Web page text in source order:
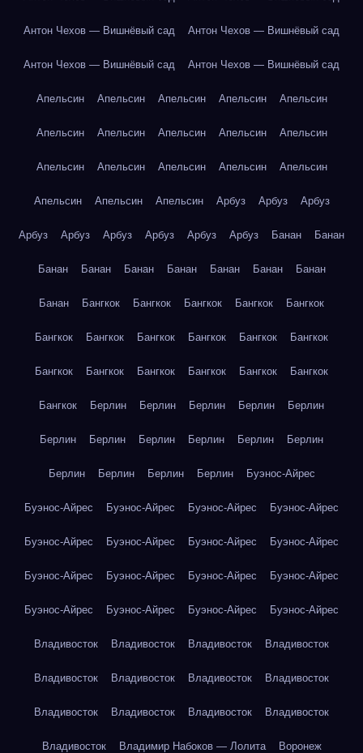
Антон Чехов — Вишнёвый сад Антон Чехов — Вишнёвый сад
Антон Чехов — Вишнёвый сад Антон Чехов — Вишнёвый сад
Апельсин Апельсин Апельсин Апельсин Апельсин
Апельсин Апельсин Апельсин Апельсин Апельсин
Апельсин Апельсин Апельсин Апельсин Апельсин
Апельсин Апельсин Апельсин Арбуз Арбуз Арбуз
Арбуз Арбуз Арбуз Арбуз Арбуз Арбуз Банан Банан
Банан Банан Банан Банан Банан Банан Банан
Банан Бангкок Бангкок Бангкок Бангкок Бангкок
Бангкок Бангкок Бангкок Бангкок Бангкок Бангкок
Бангкок Бангкок Бангкок Бангкок Бангкок Бангкок
Бангкок Берлин Берлин Берлин Берлин Берлин
Берлин Берлин Берлин Берлин Берлин Берлин
Берлин Берлин Берлин Берлин Буэнос-Айрес
Буэнос-Айрес Буэнос-Айрес Буэнос-Айрес Буэнос-Айрес
Буэнос-Айрес Буэнос-Айрес Буэнос-Айрес Буэнос-Айрес
Буэнос-Айрес Буэнос-Айрес Буэнос-Айрес Буэнос-Айрес
Буэнос-Айрес Буэнос-Айрес Буэнос-Айрес Буэнос-Айрес
Владивосток Владивосток Владивосток Владивосток
Владивосток Владивосток Владивосток Владивосток
Владивосток Владивосток Владивосток Владивосток
Владивосток Владимир Набоков — Лолита Воронеж